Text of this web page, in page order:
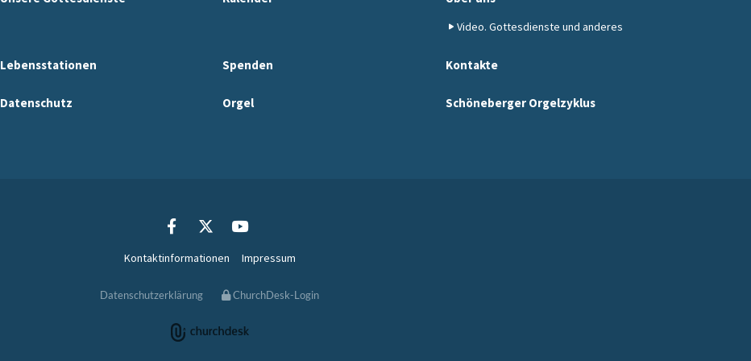
Video. Gottesdienste und anderes
Lebensstationen Spenden Kontakte
Datenschutz Orgel Schöneberger Orgelzyklus
Kontaktinformationen Impressum
Datenschutzerklärung ChurchDesk-Login